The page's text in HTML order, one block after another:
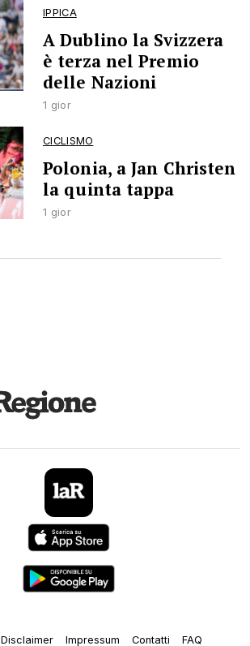
IPPICA
A Dublino la Svizzera
è terza nel Premio
delle Nazioni
1 gior
CICLISMO
Polonia, a Jan Christen
la quinta tappa
1 gior
Disclaimer Impressum Contatti FAQ